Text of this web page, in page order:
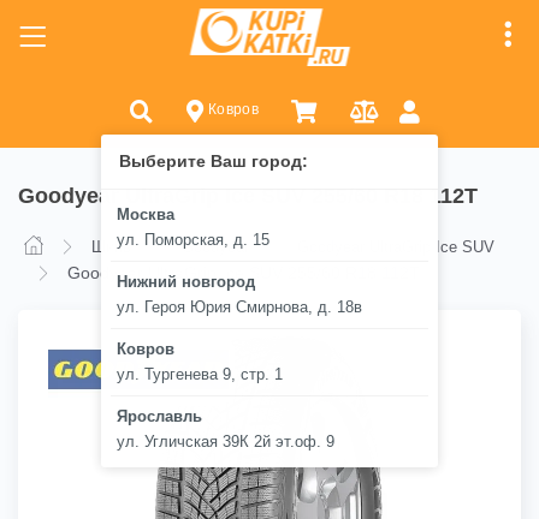
Ковров
Выберите Ваш город:
Москва
ул. Поморская, д. 15
Нижний новгород
ул. Героя Юрия Смирнова, д. 18в
Ковров
ул. Тургенева 9, стр. 1
Ярославль
ул. Угличская 39К 2й эт.оф. 9
Goodyear UltraGrip Ice SUV 255/60 R18 112T
Шины Goodyear Goodyear UltraGrip Ice SUV
Goodyear UltraGrip Ice SUV 255/60 R18 112T